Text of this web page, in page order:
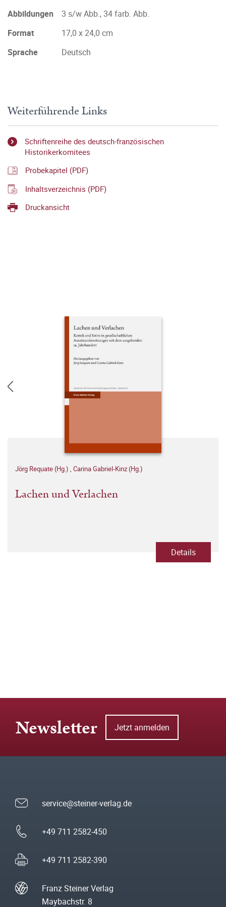
Abbildungen
3 s/w Abb., 34 farb. Abb.
Format
17,0 x 24,0 cm
Sprache
Deutsch
Weiterführende Links
Schriftenreihe des deutsch-französischen
Historikerkomitees
Probekapitel (PDF)
Inhaltsverzeichnis (PDF)
Druckansicht
Jörg Requate (Hg.) , Carina Gabriel-Kinz (Hg.)
Lachen und Verlachen
Details
Newsletter Jetzt anmelden
service@steiner-verlag.de
+49 711 2582-450
+49 711 2582-390
Franz Steiner Verlag
Maybachstr. 8